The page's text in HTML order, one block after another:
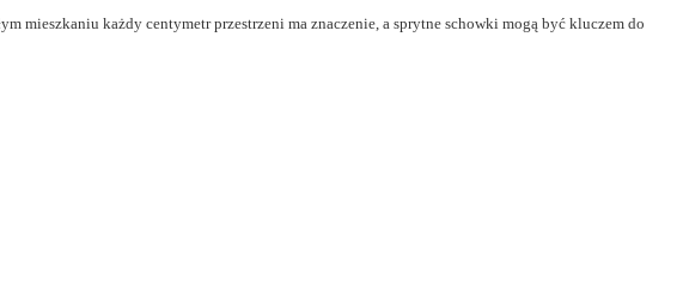
mieszkaniu każdy centymetr przestrzeni ma znaczenie, a sprytne schowki mogą być kluczem do